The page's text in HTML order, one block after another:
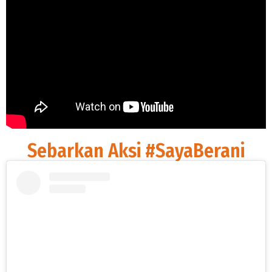
Sebarkan Aksi #SayaBerani